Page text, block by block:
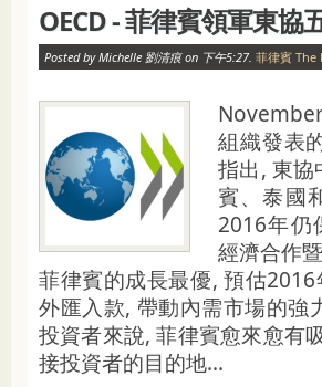
OECD - 菲律賓領軍東
Posted by Michelle 劉清痕 on 下午5:27. 菲律賓
組織發表
指出, 東協
賓、泰國
2016年仍
經濟合作
菲律賓的成長最優, 預估
外匯入款, 帶動內需市場的強
投資者來說, 菲律賓愈來愈有
接投資者的目的地...